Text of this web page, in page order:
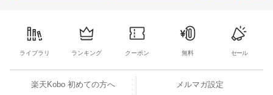
ライブラリ ランキング クーポン 無料 セール
楽天Kobo 初めての方へ メルマガ設定